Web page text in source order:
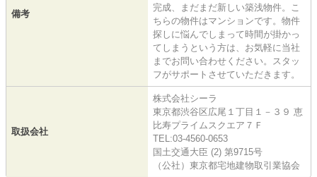
備考
完成、まだまだ新しい築浅物件。こ
ちらの物件はマンションです。物件
探しに悩んでしまって時間が掛かっ
てしまうという方は、お気軽に当社
までお問い合わせください。スタッ
フがサポートさせていただきます。
取扱会社
株式会社シーラ
東京都渋谷区広尾１丁目１－３９ 恵
比寿プライムスクエア７Ｆ
TEL:03-4560-0653
国土交通大臣 (2) 第9715号
（公社）東京都宅地建物取引業協会